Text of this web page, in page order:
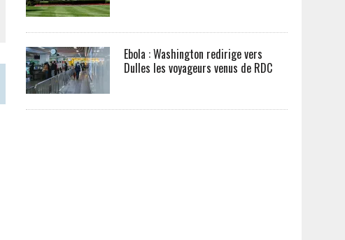
Ebola : Washington redirige vers
Dulles les voyageurs venus de RDC